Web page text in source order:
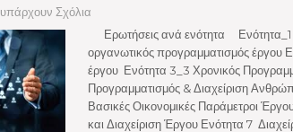
Σχόλια
Ερωτήσεις ανά ενότητα Ενότητα_1
οργανωτικός προγραμματισμός έργου
έργου Ενότητα 3_3 Χρονικός
Προγραμματισμός & Διαχείριση
Βασικές Οικονομικές Παράμετροι
και Διαχείριση Έργου Ενότητα 7